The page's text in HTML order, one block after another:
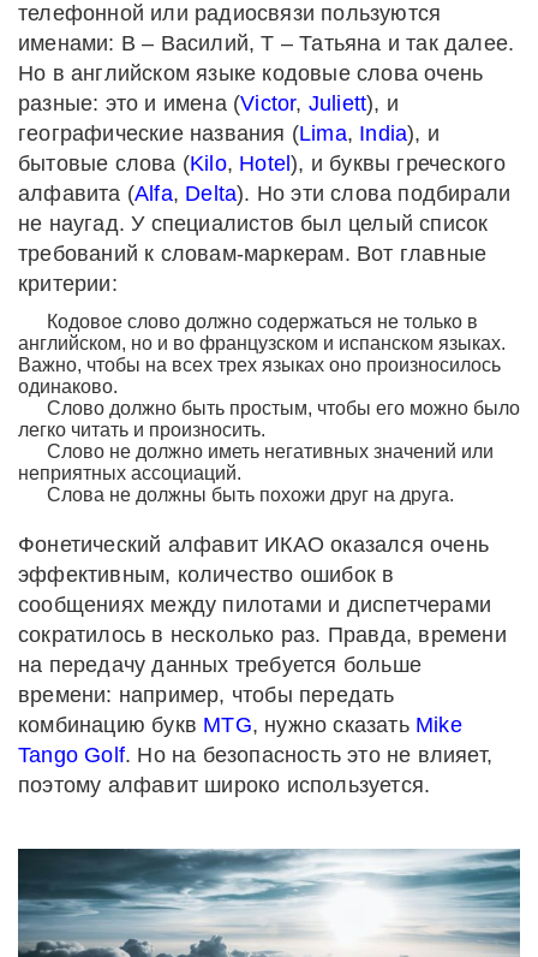
телефонной или радиосвязи пользуются
именами: В – Василий, Т – Татьяна и так далее.
Но в английском языке кодовые слова очень
разные: это и имена (Victor, Juliett), и
географические названия (Lima, India), и
бытовые слова (Kilo, Hotel), и буквы греческого
алфавита (Alfa, Delta). Но эти слова подбирали
не наугад. У специалистов был целый список
требований к словам-маркерам. Вот главные
критерии:
Кодовое слово должно содержаться не только в
английском, но и во французском и испанском языках.
Важно, чтобы на всех трех языках оно произносилось
одинаково.
Слово должно быть простым, чтобы его можно было
легко читать и произносить.
Слово не должно иметь негативных значений или
неприятных ассоциаций.
Слова не должны быть похожи друг на друга.
Фонетический алфавит ИКАО оказался очень
эффективным, количество ошибок в
сообщениях между пилотами и диспетчерами
сократилось в несколько раз. Правда, времени
на передачу данных требуется больше
времени: например, чтобы передать
комбинацию букв MTG, нужно сказать Mike
Tango Golf. Но на безопасность это не влияет,
поэтому алфавит широко используется.